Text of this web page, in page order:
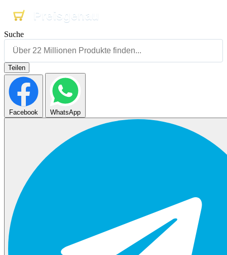
Preisgenau
Preisgenau
Preisgenau
Suche
Teilen
Facebook WhatsApp